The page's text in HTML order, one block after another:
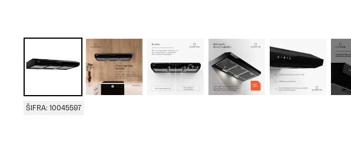
ŠIFRA: 10045597